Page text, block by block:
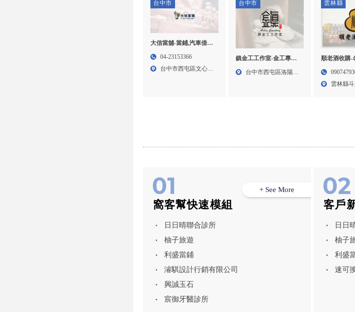
台中市
大信當舖-當鋪,汽車借款,
機車借款,台中汽車借款,
04-23153366
台中市西屯區文心路
台中市
鎮金工工作室-金工專業
教學,金工手作體驗,台中
台中市西屯區洛陽路
雲林縣
順老酒收購-
錶收購,雲林
雲林縣
窩客幫快速模組
日日晴聯合診所
柚子旅遊
利盛當鋪
濬騏設計行銷有限公司
興誠玉石
宸御牙醫診所
+ See More
客戶
日日
柚子
利盛
速可